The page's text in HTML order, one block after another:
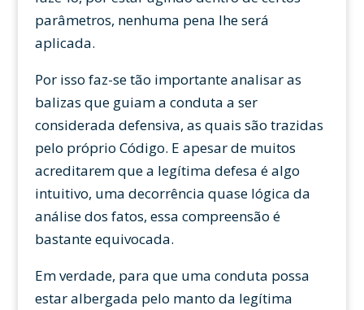
parâmetros, nenhuma pena lhe será
aplicada.
Por isso faz-se tão importante analisar as
balizas que guiam a conduta a ser
considerada defensiva, as quais são trazidas
pelo próprio Código. E apesar de muitos
acreditarem que a legítima defesa é algo
intuitivo, uma decorrência quase lógica da
análise dos fatos, essa compreensão é
bastante equivocada.
Em verdade, para que uma conduta possa
estar albergada pelo manto da legítima